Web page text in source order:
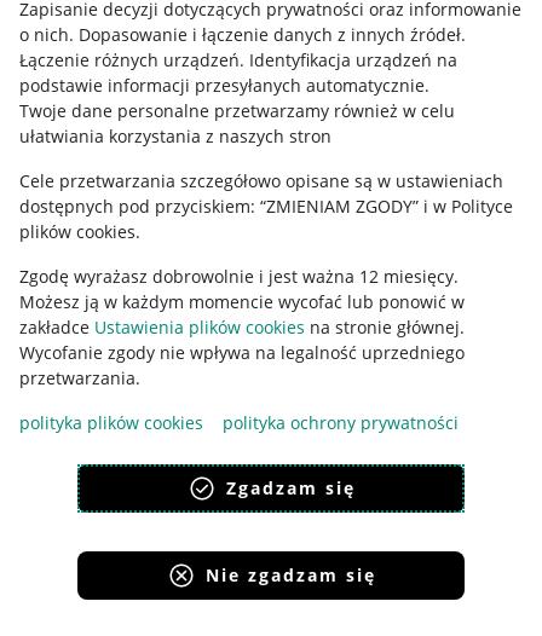
Zapisanie decyzji dotyczących prywatności oraz informowanie
o nich. Dopasowanie i łączenie danych z innych źródeł.
Łączenie różnych urządzeń. Identyfikacja urządzeń na
podstawie informacji przesyłanych automatycznie.
Twoje dane personalne przetwarzamy również w celu
ułatwiania korzystania z naszych stron
Cele przetwarzania szczegółowo opisane są w ustawieniach
dostępnych pod przyciskiem: “ZMIENIAM ZGODY” i w Polityce
plików cookies.
Zgodę wyrażasz dobrowolnie i jest ważna 12 miesięcy.
Możesz ją w każdym momencie wycofać lub ponowić w
zakładce Ustawienia plików cookies na stronie głównej.
Wycofanie zgody nie wpływa na legalność uprzedniego
przetwarzania.
polityka plików cookies
polityka ochrony prywatności
Zgadzam się
Nie zgadzam się
Regulamin
Polityka plików "cookies"
Ustawienia plików "cookies"
Udostępnianie lokalizacji
Informacje dla Aktu o Usługach Cyfrowych
Pobierz aplikację
Korzystanie z serwisu oznacza akceptacjęregulaminu